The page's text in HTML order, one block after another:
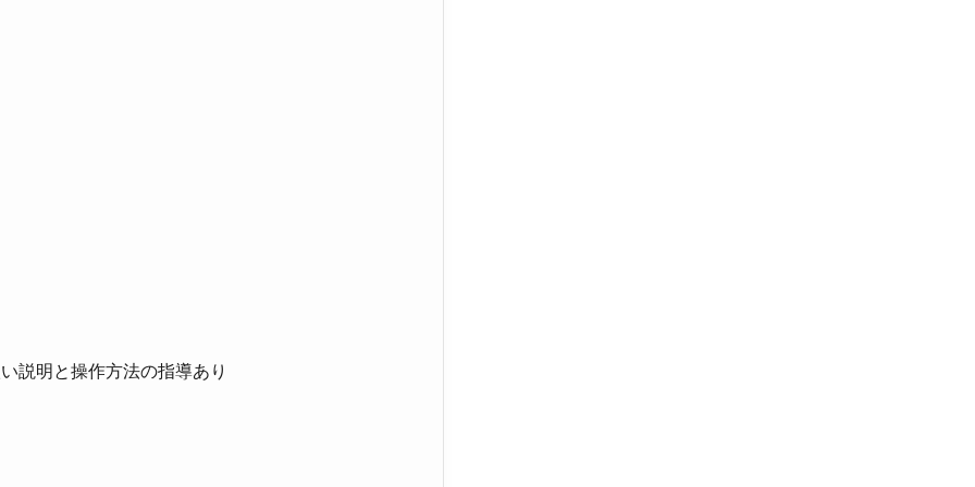
説明と操作方法の指導あり